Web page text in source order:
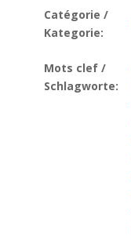
Catégorie /
Kategorie:
Mots clef /
Schlagworte: